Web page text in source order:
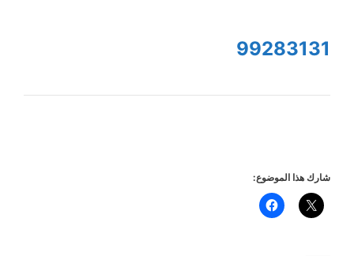
99283131
شارك هذا الموضوع: